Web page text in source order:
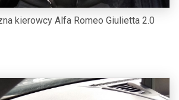
kierowcy Alfa Romeo Giulietta 2.0